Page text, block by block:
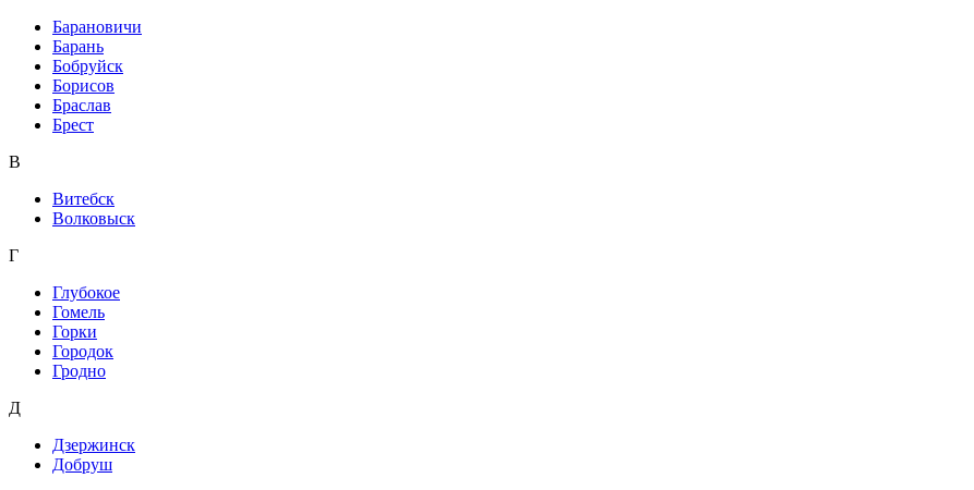
Барановичи
Барань
Бобруйск
Борисов
Браслав
Брест
В
Витебск
Волковыск
Г
Глубокое
Гомель
Горки
Городок
Гродно
Д
Дзержинск
Добруш